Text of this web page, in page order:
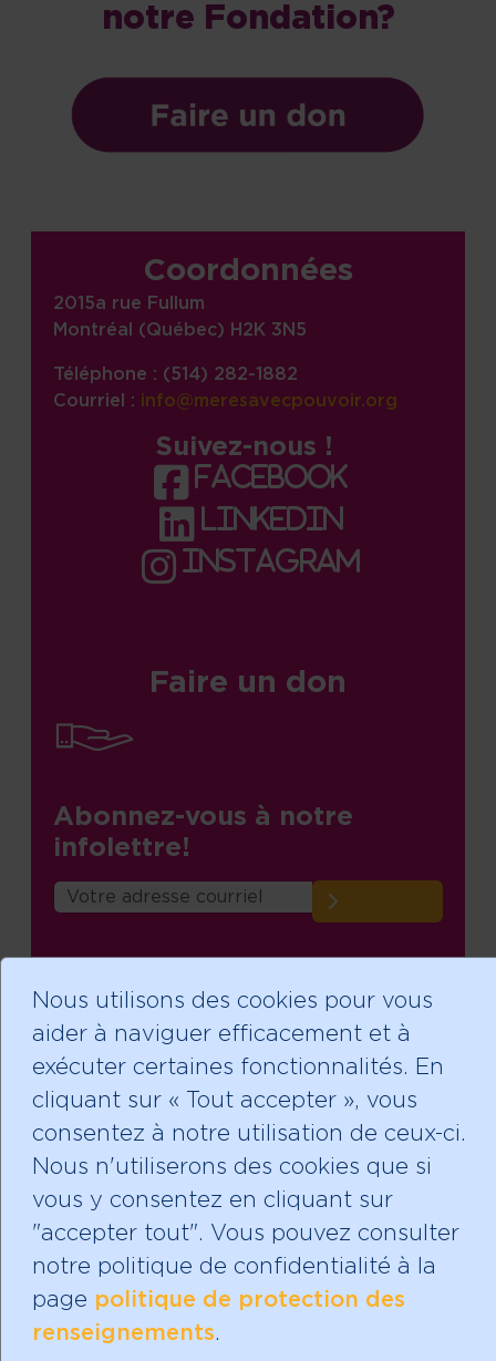
Nous utilisons des cookies pour vous
aider à naviguer efficacement et à
exécuter certaines fonctionnalités. En
cliquant sur « Tout accepter », vous
consentez à notre utilisation de ceux-ci.
Nous n'utiliserons des cookies que si
vous y consentez en cliquant sur
"accepter tout". Vous pouvez consulter
notre politique de confidentialité à la
page politique de protection des
renseignements.
notre Fondation?
Coordonnées
2015a rue Fullum
Montréal (Québec) H2K 3N5
Téléphone : (514) 282-1882
Courriel : info@meresavecpouvoir.org
Suivez-nous !
facebook
linkedin
instagram
Faire un don
Abonnez-vous à notre
infolettre!
Mères avec pouvoir est un organisme de
d'exonération fiscale.
Notre numéro d'identification de bienfaisance
est: 888528809 RR 0001